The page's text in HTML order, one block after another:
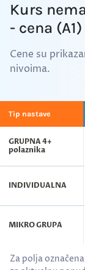
Kurs
- cena (A1)
Cene su
nivoima.
Tip nastave
GRUPNA 4+
polaznika
INDIVIDUALNA
MIKRO GRUPA
Za polja